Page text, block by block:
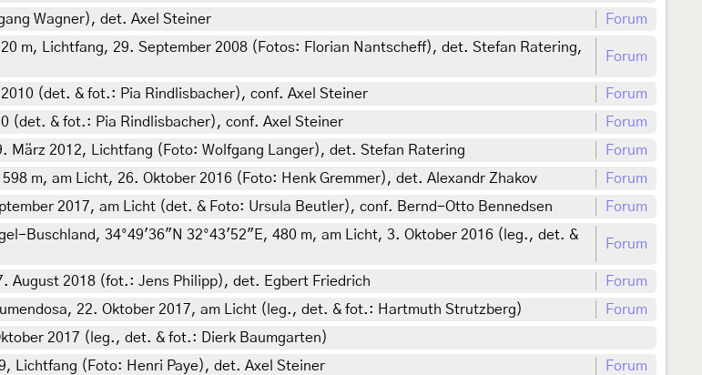
Wagner), det. Axel Steiner
Forum
m, Lichtfang, 29. September 2008 (Fotos: Florian Nantscheff), det. Stefan Ratering,
Forum
(det. & fot.: Pia Rindlisbacher), conf. Axel Steiner
Forum
(det. & fot.: Pia Rindlisbacher), conf. Axel Steiner
Forum
März 2012, Lichtfang (Foto: Wolfgang Langer), det. Stefan Ratering
Forum
m, am Licht, 26. Oktober 2016 (Foto: Henk Gremmer), det. Alexandr Zhakov
Forum
2017, am Licht (det. & Foto: Ursula Beutler), conf. Bernd-Otto Bennedsen
Forum
Buschland, 34°49'36"N 32°43'52"E, 480 m, am Licht, 3. Oktober 2016 (leg., det. &
Forum
August 2018 (fot.: Jens Philipp), det. Egbert Friedrich
Forum
22. Oktober 2017, am Licht (leg., det. & fot.: Hartmuth Strutzberg)
Forum
2017 (leg., det. & fot.: Dierk Baumgarten)
Lichtfang (Foto: Henri Paye), det. Axel Steiner
Forum